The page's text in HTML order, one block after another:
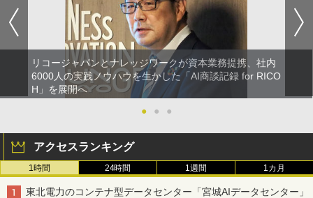
リコージャパンとナレッジワークが資本業務提携、社内
6000人の実践ノウハウを生かした「AI商談記録 for RICO
H」を展開へ
●
● ●
アクセスランキング
1時間 24時間 1週間 1カ月
東北電力のコンテナ型データセンター「宮城AIデータセンター」